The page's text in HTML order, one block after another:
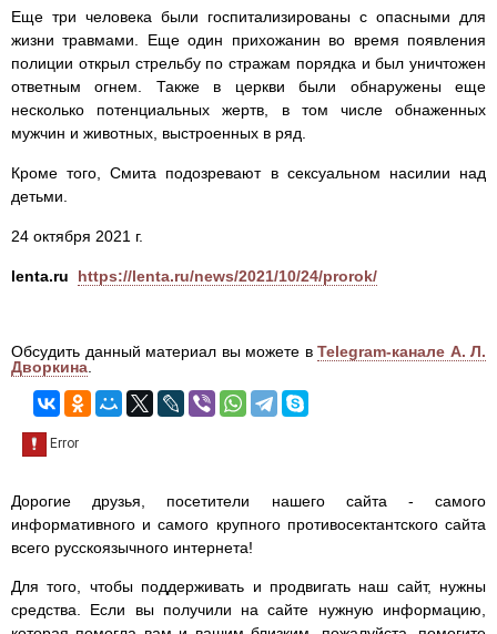
Еще три человека были госпитализированы с опасными для
жизни травмами. Еще один прихожанин во время появления
полиции открыл стрельбу по стражам порядка и был уничтожен
ответным огнем. Также в церкви были обнаружены еще
несколько потенциальных жертв, в том числе обнаженных
мужчин и животных, выстроенных в ряд.
Кроме того, Смита подозревают в сексуальном насилии над
детьми.
24 октября 2021 г.
lenta.ru https://lenta.ru/news/2021/10/24/prorok/
Обсудить данный материал вы можете в Telegram-канале А. Л.
Дворкина
Дорогие друзья, посетители нашего сайта - самого
информативного и самого крупного противосектантского сайта
всего русскоязычного интернета!
Для того, чтобы поддерживать и продвигать наш сайт, нужны
средства. Если вы получили на сайте нужную информацию,